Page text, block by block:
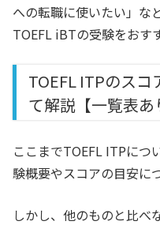
への転職に使いたい」な
TOEFL iBTの受験をおす
TOEFL ITPのス
て解説【一覧表あ
ここまでTOEFL ITPにつ
験概要やスコアの目安に
しかし、他のものと比べ